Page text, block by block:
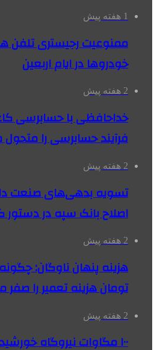
1 هفته پیش
ممنوعیت رجیستری تلفن
خودروها در ایام اربعین
2 هفته پیش
خداحافظی با حسابرسی
فرآیند حسابرسی را
2 هفته پیش
اصلاح بانک سپه در دستور
2 هفته پیش
هزینه پنهان ناوگان:
تومان هزینه تعمیر را صفر
2 هفته پیش
۱۰۰ مگاوات نیروگاه‌